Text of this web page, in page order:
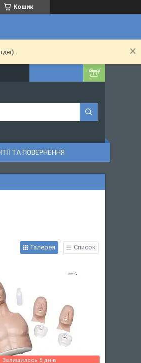
Кошик
ТА ПОВЕРНЕННЯ
Галерея Список
Залишилось 5 днів